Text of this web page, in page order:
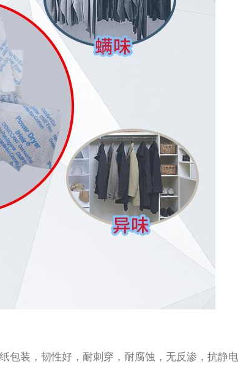
包装，韧性好，耐刺穿，耐腐蚀，无反渗，抗静电